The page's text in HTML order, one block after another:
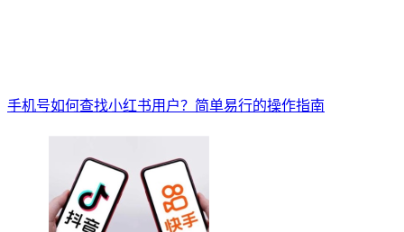
手机号如何查找小红书用户？简单易行的操作指南